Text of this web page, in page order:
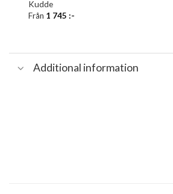
Kudde
Från 1 745:-
Additional information